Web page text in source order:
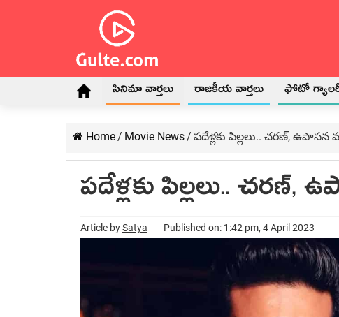
సినిమా వార్తలు రాజకీయ వార్తలు ఫోటో
Home/ Movie News/ ప‌దేళ్ల‌కు పిల్ల‌లు.. చ‌ర‌ణ్‌, ఉపాస‌న
ప‌దేళ్ల‌కు పిల్ల‌లు.. చ‌ర‌ణ్‌,
Article bySatya Published on: 1:42 pm, 4 April 2023